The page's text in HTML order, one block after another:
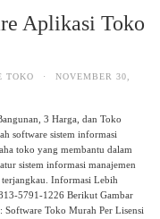
Aplikasi Toko
TOKO ·
NOVEMBER 30,
3 Harga, dan Toko
software sistem informasi
toko yang membantu dalam
sistem informasi manajemen
Informasi Lebih
5791-1226 Berikut Gambar
Software Toko Murah Per Lisensi